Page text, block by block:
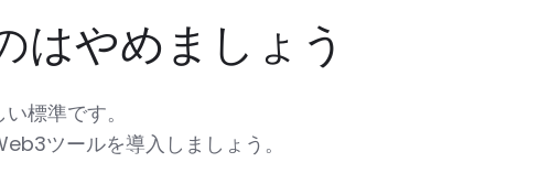
はやめましょう
標準です。
ツールを導入しましょう。